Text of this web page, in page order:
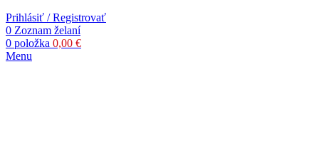
Prihlásiť / Registrovať
0 Zoznam želaní
0 položka 0,00 €
Menu